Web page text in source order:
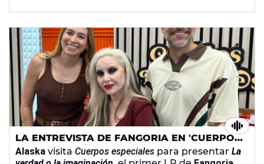
malos.
LA ENTREVISTA DE FANGORIA EN 'CUERPOS
ESPECIALES'
Alaska visita Cuerpos especiales para presentar La